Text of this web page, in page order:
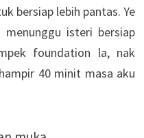
bersiap lebih pantas. Ye
isteri bersiap
foundation la, nak
40 minit masa aku